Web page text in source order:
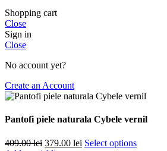
Shopping cart
Close
Sign in
Close
No account yet?
Create an Account
Pantofi piele naturala Cybele vernil
409.00lei Prețul
379.00 lei Prețul
Select options